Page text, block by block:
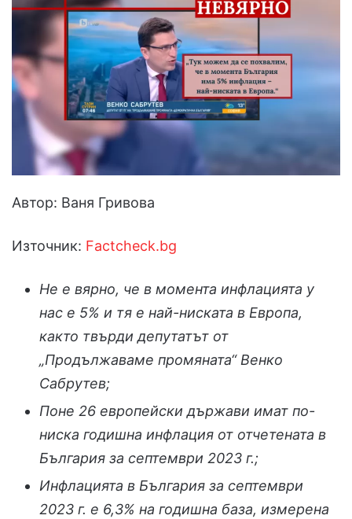
Автор: Ваня Гривова
Източник: Factcheck.bg
Не е вярно, че в момента инфлацията у
нас е 5% и тя е най-ниската в Европа,
както твърди депутатът от
„Продължаваме промяната“ Венко
Сабрутев;
Поне 26 европейски държави имат по-
ниска годишна инфлация от отчетената в
България за септември 2023 г.;
Инфлацията в България за септември
2023 г. е 6,3% на годишна база, измерена